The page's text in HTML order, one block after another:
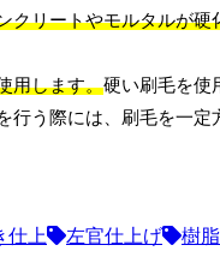
リートやモルタルが
用します。硬い刷毛を使
う際には、刷毛を一
仕上 左官仕上げ 樹